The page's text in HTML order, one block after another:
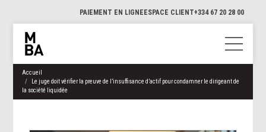
PAIEMENT EN LIGNEESPACE CLIENT+334 67 20 28 00
Accueil
Le juge doit vérifier la preuve de l’insuffisance d’actif pour condamner le dirigeant de
la société liquidée